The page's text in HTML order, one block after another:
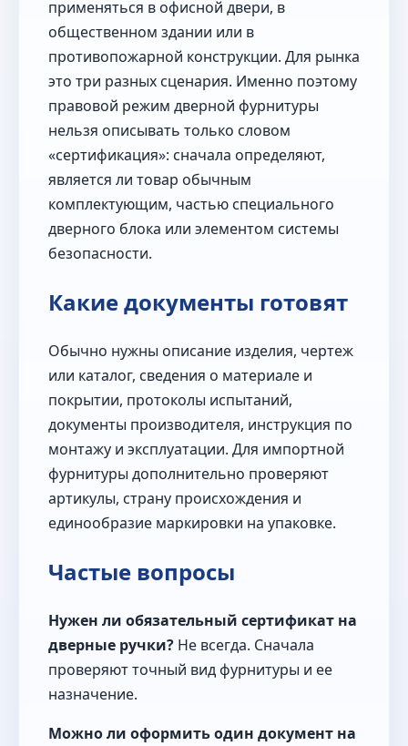
применяться в офисной двери, в
общественном здании или в
противопожарной конструкции. Для рынка
это три разных сценария. Именно поэтому
правовой режим дверной фурнитуры
нельзя описывать только словом
«сертификация»: сначала определяют,
является ли товар обычным
комплектующим, частью специального
дверного блока или элементом системы
безопасности.
Какие документы готовят
Обычно нужны описание изделия, чертеж
или каталог, сведения о материале и
покрытии, протоколы испытаний,
документы производителя, инструкция по
монтажу и эксплуатации. Для импортной
фурнитуры дополнительно проверяют
артикулы, страну происхождения и
единообразие маркировки на упаковке.
Частые вопросы
Нужен ли обязательный сертификат на
дверные ручки? Не всегда. Сначала
проверяют точный вид фурнитуры и ее
назначение.
Можно ли оформить один документ на